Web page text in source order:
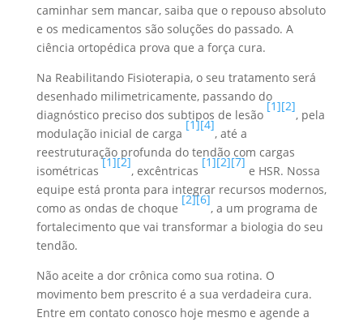
caminhar sem mancar, saiba que o repouso absoluto
e os medicamentos são soluções do passado. A
ciência ortopédica prova que a força cura.
Na Reabilitando Fisioterapia, o seu tratamento será
desenhado milimetricamente, passando do
diagnóstico preciso dos subtipos de lesão
[1][2]
, pela
modulação inicial de carga
[1][4]
, até a
reestruturação profunda do tendão com cargas
isométricas
[1][2]
, excêntricas
[1][2][7]
e HSR. Nossa
equipe está pronta para integrar recursos modernos,
como as ondas de choque
[2][6]
, a um programa de
fortalecimento que vai transformar a biologia do seu
tendão.
Não aceite a dor crônica como sua rotina. O
movimento bem prescrito é a sua verdadeira cura.
Entre em contato conosco hoje mesmo e agende a